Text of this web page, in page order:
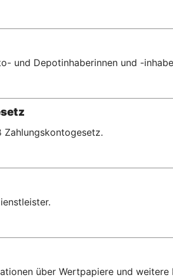
und Depotinhaberinnen und -
Zahlungskontogesetz.
über Wertpapiere und